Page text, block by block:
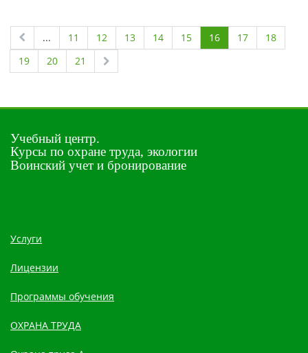
... 11 12 13 14 15 16 17
18
19
20 21
Учебный центр.
Курсы по охране труда, экологии
Воинский учет и бронирование
Услуги
Лицензии
Программы обучения
ОХРАНА ТРУДА